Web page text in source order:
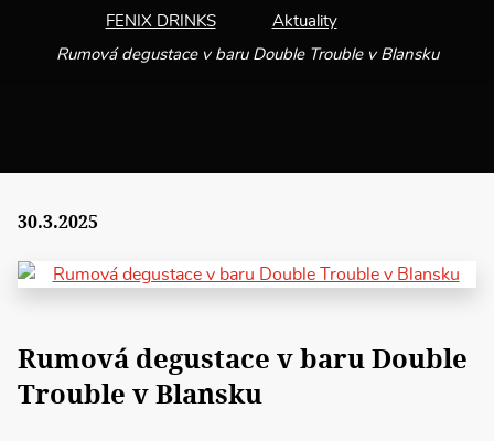
FENIX DRINKS
Aktuality
Rumová degustace v baru Double Trouble v Blansku
30.3.2025
Rumová degustace v baru Double
Trouble v Blansku